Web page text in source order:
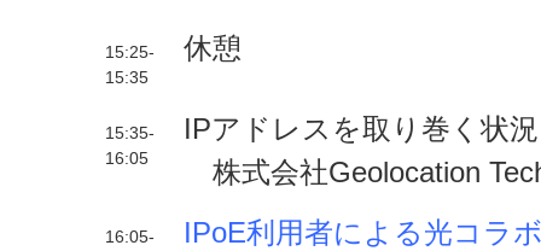
15:25-
15:35
休憩
15:35-
16:05
IPアドレスを取り巻く状
株式会社Geolocation
16:05-
IPoE利用者による光コラ